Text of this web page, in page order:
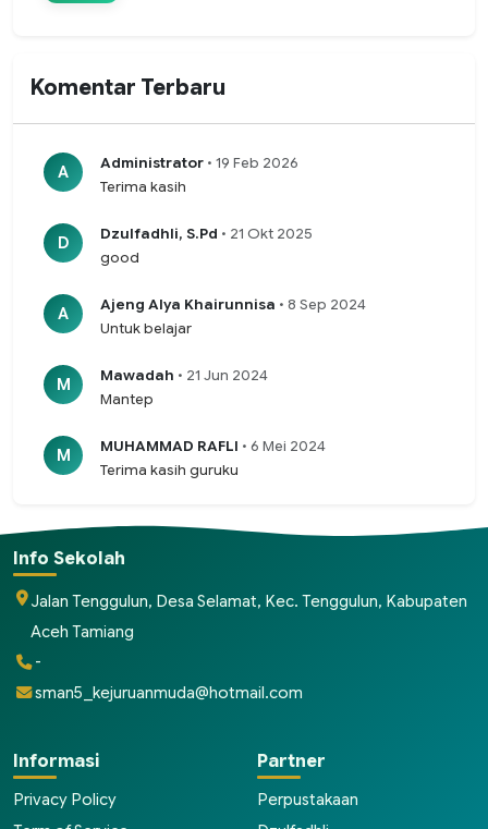
Komentar Terbaru
A Administrator • 19 Feb 2026
Terima kasih
D Dzulfadhli, S.Pd • 21 Okt 2025
good
A Ajeng Alya Khairunnisa • 8 Sep 2024
Untuk belajar
M Mawadah • 21 Jun 2024
Mantep
M MUHAMMAD RAFLI • 6 Mei 2024
Terima kasih guruku
Info Sekolah
Jalan Tenggulun, Desa Selamat, Kec. Tenggulun, Kabupaten
Aceh Tamiang
-
sman5_kejuruanmuda@hotmail.com
Informasi
Privacy Policy
Partner
Perpustakaan